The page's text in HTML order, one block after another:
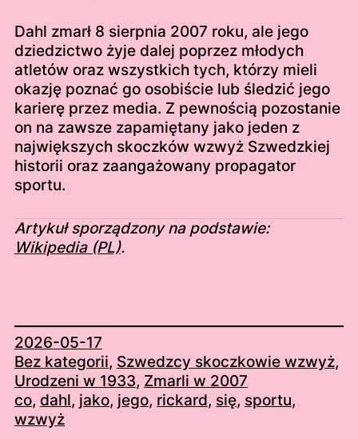
Dahl zmarł 8 sierpnia 2007 roku, ale jego
dziedzictwo żyje dalej poprzez młodych
atletów oraz wszystkich tych, którzy mieli
okazję poznać go osobiście lub śledzić jego
karierę przez media. Z pewnością pozostanie
on na zawsze zapamiętany jako jeden z
największych skoczków wzwyż Szwedzkiej
historii oraz zaangażowany propagator
sportu.
Artykuł sporządzony na podstawie:
Wikipedia (PL).
2026-05-17
Bez kategorii, Szwedzcy skoczkowie wzwyż
Urodzeni w 1933, Zmarli w 2007
co, dahl, jako, jego, rickard, się, sportu
wzwyż